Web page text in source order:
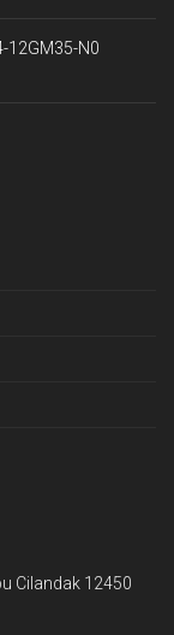
12GM35-N0
Cilandak 12450